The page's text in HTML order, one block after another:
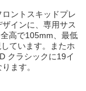
ントスキッドプレ
インに、専用サス
高で105mm、最低
ています。またホ
クラシックに19イ
ます。